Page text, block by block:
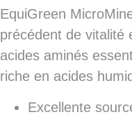
EquiGreen
précédent de vitalité
acides aminés
riche en acides
Excellente